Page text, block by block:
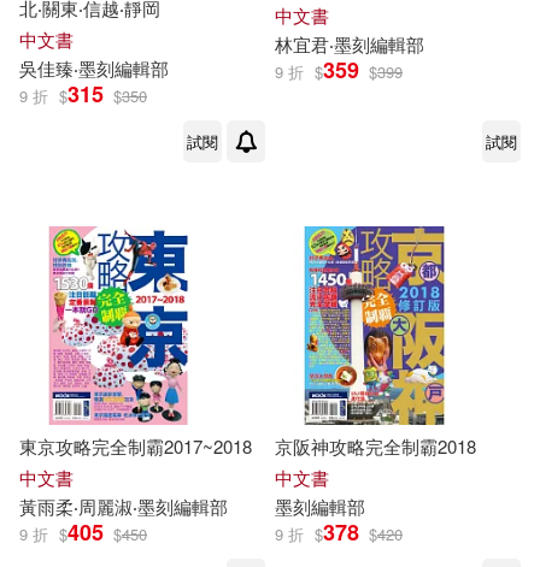
北‧關東‧信越‧靜岡
中文書
吳佳臻‧墨刻編輯部
9 折 $315 $350
試閱
中文書
林宜君‧墨刻編輯部
9 折 $359 $399
試閱
東京攻略完全制霸2017~2018
中文書
黃雨柔‧周麗淑‧墨刻編輯部
9 折 $405 $450
京阪神攻略完全制霸2018
中文書
墨刻編輯部
9 折 $378 $420